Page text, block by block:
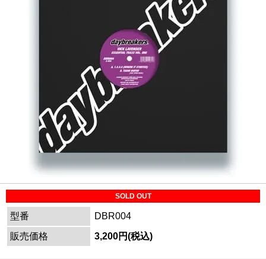
SOLD OUT
型番
DBR004
販売価格
3,200円(税込)